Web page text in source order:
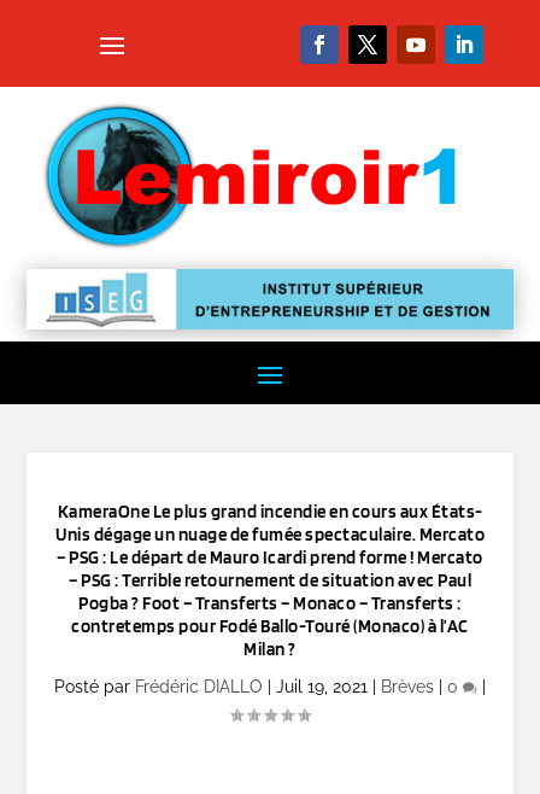
KameraOne Le plus grand incendie en cours aux États-
Unis dégage un nuage de fumée spectaculaire. Mercato
– PSG : Le départ de Mauro Icardi prend forme ! Mercato
– PSG : Terrible retournement de situation avec Paul
Pogba ? Foot – Transferts – Monaco – Transferts :
contretemps pour Fodé Ballo-Touré (Monaco) à l’AC
Milan ?
Posté par Frédéric DIALLO Juil 19, 2021 Brèves 0